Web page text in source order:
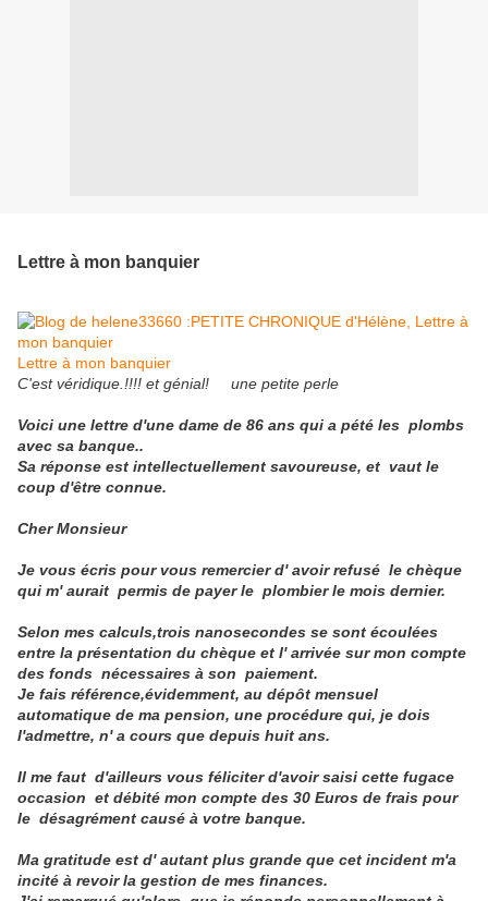
Lettre à mon banquier
Lettre à mon banquier
C'est véridique.!!!! et génial! une petite perle
Voici une lettre d'une dame de 86 ans qui a pété les plombs
avec sa banque..
Sa réponse est intellectuellement savoureuse, et vaut le
coup d'être connue.
Cher Monsieur
Je vous écris pour vous remercier d' avoir refusé le chèque
qui m' aurait permis de payer le plombier le mois dernier.
Selon mes calculs,trois nanosecondes se sont écoulées
entre la présentation du chèque et l' arrivée sur mon compte
des fonds nécessaires à son paiement.
Je fais référence,évidemment, au dépôt mensuel
automatique de ma pension, une procédure qui, je dois
l'admettre, n' a cours que depuis huit ans.
Il me faut d'ailleurs vous féliciter d'avoir saisi cette fugace
occasion et débité mon compte des 30 Euros de frais pour
le désagrément causé à votre banque.
Ma gratitude est d' autant plus grande que cet incident m'a
incité à revoir la gestion de mes finances.